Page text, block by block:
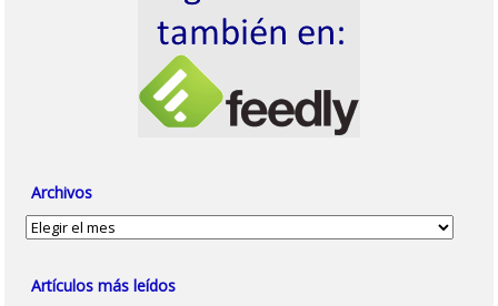
Archivos
Archivos
Artículos más leídos